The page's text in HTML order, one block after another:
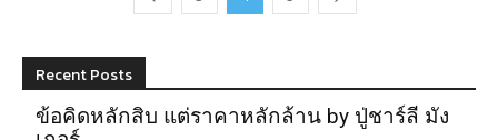
Recent Posts
ข้อคิดหลักสิบ แต่ราคาหลักล้าน by ปู่ชาร์ลี มัง